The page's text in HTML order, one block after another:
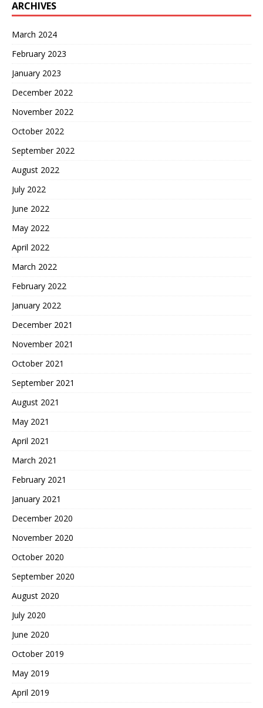
ARCHIVES
March 2024
February 2023
January 2023
December 2022
November 2022
October 2022
September 2022
August 2022
July 2022
June 2022
May 2022
April 2022
March 2022
February 2022
January 2022
December 2021
November 2021
October 2021
September 2021
August 2021
May 2021
April 2021
March 2021
February 2021
January 2021
December 2020
November 2020
October 2020
September 2020
August 2020
July 2020
June 2020
October 2019
May 2019
April 2019